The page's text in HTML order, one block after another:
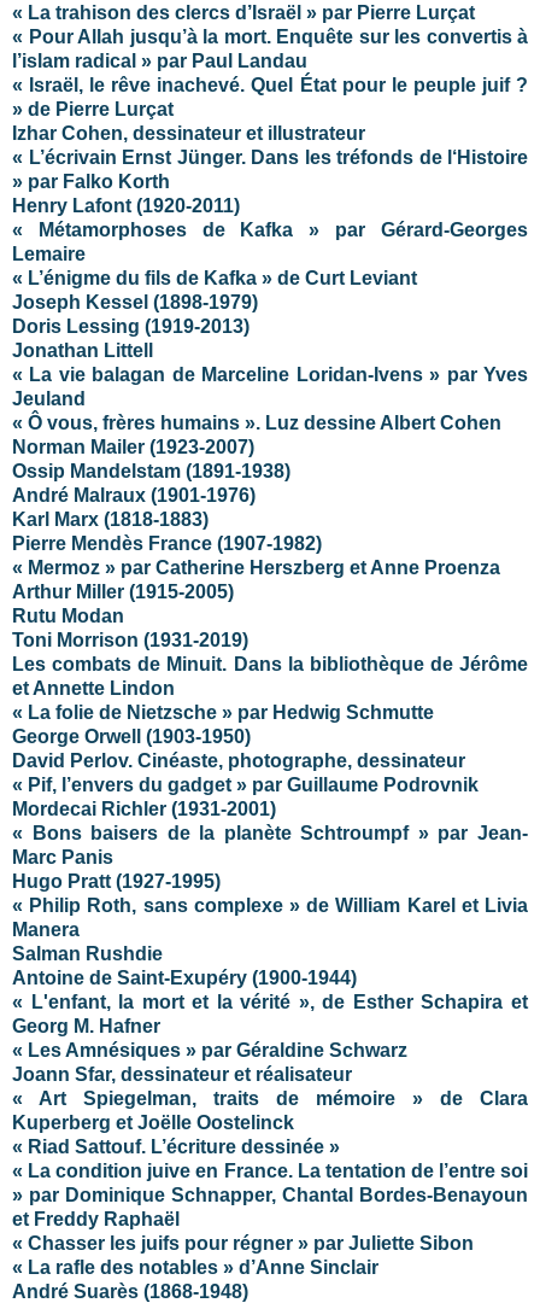
« La trahison des clercs d’Israël » par Pierre Lurçat
« Pour Allah jusqu’à la mort. Enquête sur les convertis à
l’islam radical » par Paul Landau
« Israël, le rêve inachevé. Quel État pour le peuple juif ?
» de Pierre Lurçat
Izhar Cohen, dessinateur et illustrateur
« L’écrivain Ernst Jünger. Dans les tréfonds de l‘Histoire
» par Falko Korth
Henry Lafont (1920-2011)
« Métamorphoses de Kafka » par Gérard-Georges
Lemaire
« L’énigme du fils de Kafka » de Curt Leviant
Joseph Kessel (1898-1979)
Doris Lessing (1919-2013)
Jonathan Littell
« La vie balagan de Marceline Loridan-Ivens » par Yves
Jeuland
« Ô vous, frères humains ». Luz dessine Albert Cohen
Norman Mailer (1923-2007)
Ossip Mandelstam (1891-1938)
André Malraux (1901-1976)
Karl Marx (1818-1883)
Pierre Mendès France (1907-1982)
« Mermoz » par Catherine Herszberg et Anne Proenza
Arthur Miller (1915-2005)
Rutu Modan
Toni Morrison (1931-2019)
Les combats de Minuit. Dans la bibliothèque de Jérôme
et Annette Lindon
« La folie de Nietzsche » par Hedwig Schmutte
George Orwell (1903-1950)
David Perlov. Cinéaste, photographe, dessinateur
« Pif, l’envers du gadget » par Guillaume Podrovnik
Mordecai Richler (1931-2001)
« Bons baisers de la planète Schtroumpf » par Jean-
Marc Panis
Hugo Pratt (1927-1995)
« Philip Roth, sans complexe » de William Karel et Livia
Manera
Salman Rushdie
Antoine de Saint-Exupéry (1900-1944)
« L'enfant, la mort et la vérité », de Esther Schapira et
Georg M. Hafner
« Les Amnésiques » par Géraldine Schwarz
Joann Sfar, dessinateur et réalisateur
« Art Spiegelman, traits de mémoire » de Clara
Kuperberg et Joëlle Oostelinck
« Riad Sattouf. L’écriture dessinée »
« La condition juive en France. La tentation de l’entre soi
» par Dominique Schnapper, Chantal Bordes-Benayoun
et Freddy Raphaël
« Chasser les juifs pour régner » par Juliette Sibon
« La rafle des notables » d’Anne Sinclair
André Suarès (1868-1948)